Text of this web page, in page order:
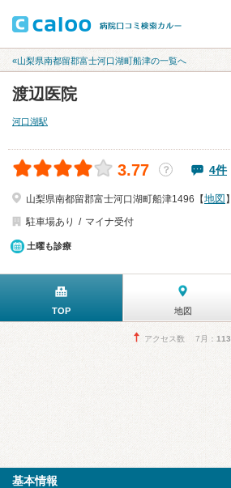
«山梨県南都留郡富士河口湖町船津の一覧へ
渡辺医院
河口湖駅
3.77 ？ 4件
山梨県南都留郡富士河口湖町船津1496【地図 】
駐車場あり
マイナ受付
土曜も診療
TOP 地図
アクセス数 7月： 113
基本情報